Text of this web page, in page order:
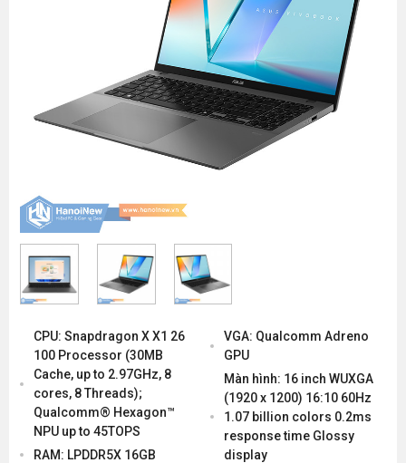
CPU: Snapdragon X X1 26
100 Processor (30MB
Cache, up to 2.97GHz, 8
cores, 8 Threads);
Qualcomm® Hexagon™
NPU up to 45TOPS
RAM: LPDDR5X 16GB
VGA: Qualcomm Adreno
GPU
Màn hình: 16 inch WUXGA
(1920 x 1200) 16:10 60Hz
1.07 billion colors 0.2ms
response time Glossy
display